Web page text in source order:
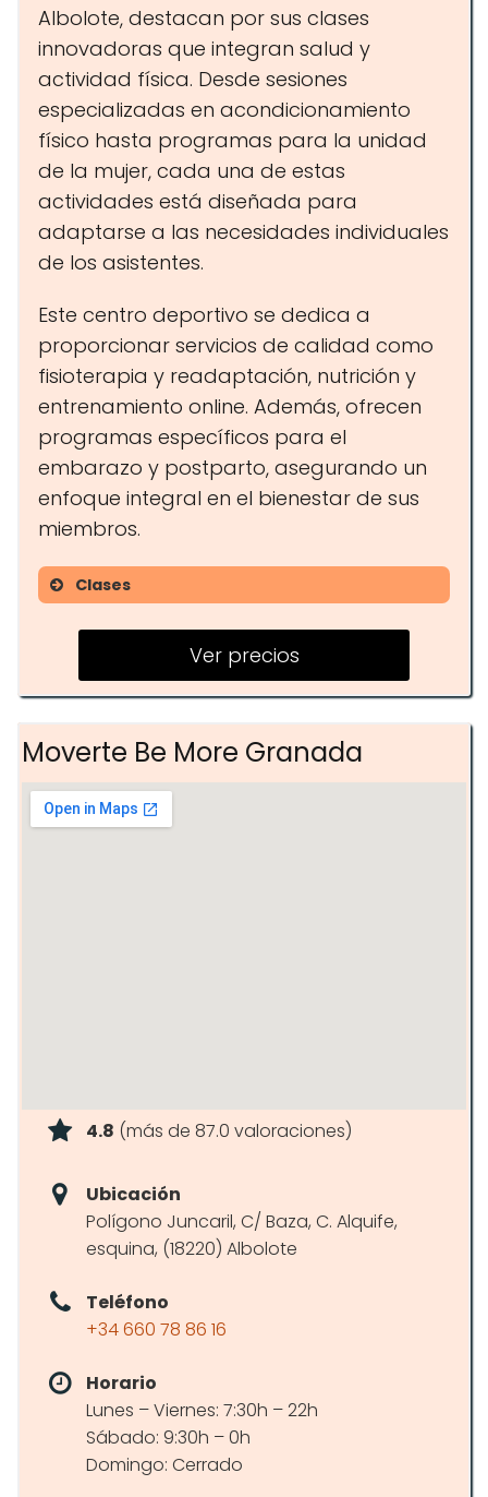
Albolote, destacan por sus clases
innovadoras que integran salud y
actividad física. Desde sesiones
especializadas en acondicionamiento
físico hasta programas para la unidad
de la mujer, cada una de estas
actividades está diseñada para
adaptarse a las necesidades individuales
de los asistentes.
Este centro deportivo se dedica a
proporcionar servicios de calidad como
fisioterapia y readaptación, nutrición y
entrenamiento online. Además, ofrecen
programas específicos para el
embarazo y postparto, asegurando un
enfoque integral en el bienestar de sus
miembros.
Clases
Clases de acondicionamiento
Programas para la unidad de la
mujer
Entrenamiento online
Ver precios
Moverte Be More Granada
4.8 (más de 87.0 valoraciones)
Ubicación
Polígono Juncaril, C/ Baza, C. Alquife,
esquina, (18220) Albolote
Teléfono
+34 660 78 86 16
Horario
Lunes – Viernes: 7:30h – 22h
Sábado: 9:30h – 0h
Domingo: Cerrado